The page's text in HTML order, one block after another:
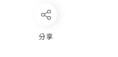
分享